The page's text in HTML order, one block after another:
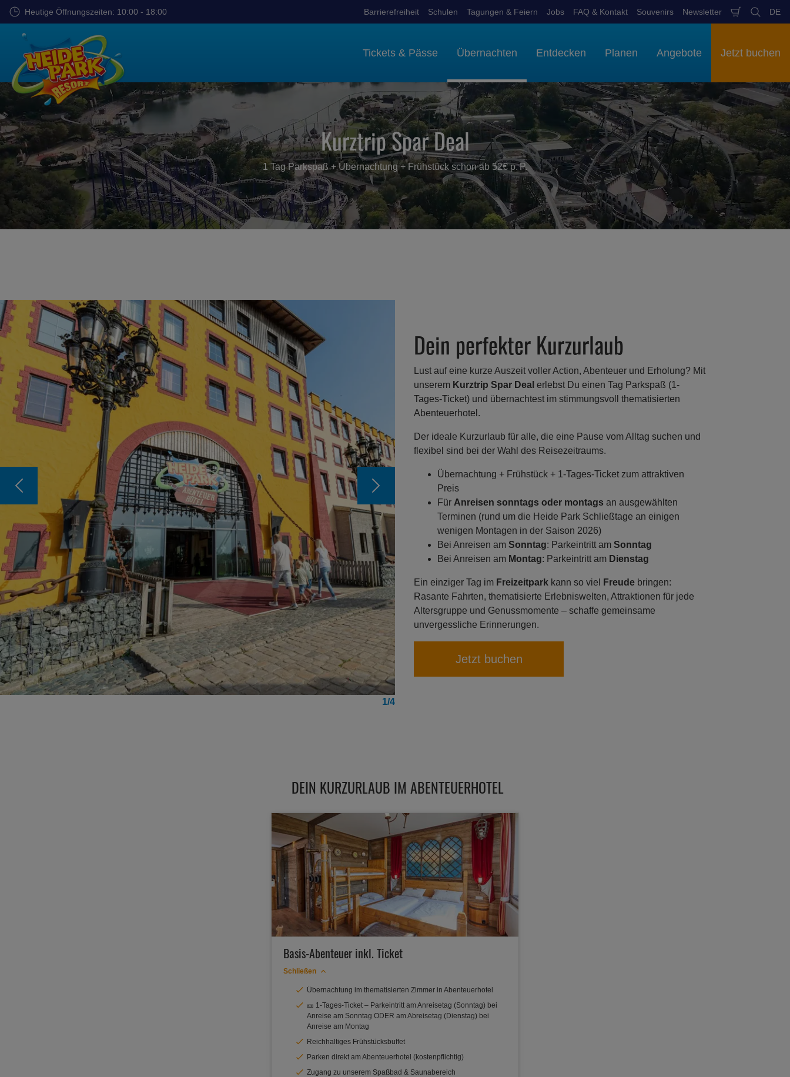
Zum
springen
Heutige Öffnungszeiten: 10:00 - 18:00 Barrierefreiheit Schulen Tagungen & Feiern Jobs FAQ & Kontakt Souvenirs Newsletter Warenkob
Suchen
DE
Tickets & Pässe Übernachten Entdecken Planen Angebote Jetzt buchen
Kurztrip Spar Deal
1 Tag Parkspaß + Übernachtung + Frühstück schon ab 52€ p. P.
1/4
Dein perfekter Kurzurlaub
Lust auf eine kurze Auszeit voller Action, Abenteuer und Erholung? Mit
unserem Kurztrip Spar Deal erlebst Du einen Tag Parkspaß (1-
Tages-Ticket) und übernachtest im stimmungsvoll thematisierten
Abenteuerhotel.
Der ideale Kurzurlaub für alle, die eine Pause vom Alltag suchen und
flexibel sind bei der Wahl des Reisezeitraums.
Übernachtung + Frühstück + 1-Tages-Ticket zum attraktiven
Preis
Für Anreisen sonntags oder montags an ausgewählten
Terminen (rund um die Heide Park Schließtage an einigen
wenigen Montagen in der Saison 2026)
Bei Anreisen am Sonntag: Parkeintritt am Sonntag
Bei Anreisen am Montag: Parkeintritt am Dienstag
Ein einziger Tag im Freizeitpark kann so viel Freude bringen:
Rasante Fahrten, thematisierte Erlebniswelten, Attraktionen für jede
Altersgruppe und Genussmomente – schaffe gemeinsame
unvergessliche Erinnerungen.
Jetzt buchen
DEIN KURZURLAUB IM ABENTEUERHOTEL
Basis-Abenteuer inkl. Ticket
Schließen
Übernachtung im thematisierten Zimmer in Abenteuerhotel
🎫 1-Tages-Ticket – Parkeintritt am Anreisetag (Sonntag) bei
Anreise am Sonntag ODER am Abreisetag (Dienstag) bei
Anreise am Montag
Reichhaltiges Frühstücksbuffet
Parken direkt am Abenteuerhotel (kostenpflichtig)
Zugang zu unserem Spaßbad & Saunabereich